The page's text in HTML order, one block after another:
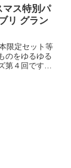
リス」の購...
マス特別パ
リ グラン
限定セット等
のをゆるゆる
第４回です。